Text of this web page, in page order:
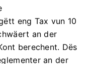
eng Tax vun 10
an der
berechent. Dës
an der